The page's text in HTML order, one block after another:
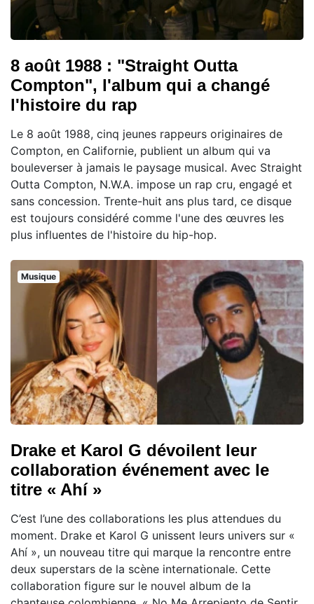
8 août 1988 : "Straight Outta
Compton", l'album qui a changé
l'histoire du rap
Le 8 août 1988, cinq jeunes rappeurs originaires de
Compton, en Californie, publient un album qui va
bouleverser à jamais le paysage musical. Avec Straight
Outta Compton, N.W.A. impose un rap cru, engagé et
sans concession. Trente-huit ans plus tard, ce disque
est toujours considéré comme l'une des œuvres les
plus influentes de l'histoire du hip-hop.
Musique
Drake et Karol G dévoilent leur
collaboration événement avec le
titre « Ahí »
C’est l’une des collaborations les plus attendues du
moment. Drake et Karol G unissent leurs univers sur «
Ahí », un nouveau titre qui marque la rencontre entre
deux superstars de la scène internationale. Cette
collaboration figure sur le nouvel album de la